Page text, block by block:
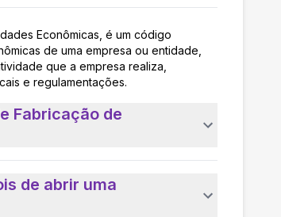
Econômicas, é um código
de uma empresa ou entidade,
que a empresa realiza,
e regulamentações.
Fabricação de
de abrir uma